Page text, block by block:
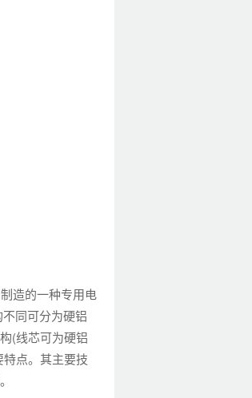
造的一种专用电
同可分为硬铝
(线芯可为硬铝
点。其主要技